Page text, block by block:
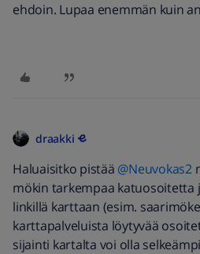
ehdoin. Lupaa enemmän kuin
draakki
Haluaisitko pistää @Neuvokas2
mökin tarkempaa katuosoitetta
linkillä karttaan (esim.
karttapalveluista löytyvää
sijainti kartalta voi olla